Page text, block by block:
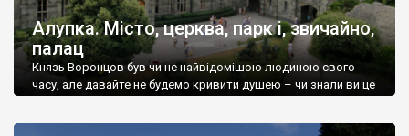
Алупка. Місто, церква, парк і, звичайно,
палац
Князь Воронцов був чи не найвідомішою людиною свого
часу, але давайте не будемо кривити душею – чи знали ви це